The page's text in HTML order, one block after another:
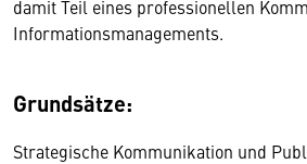
damit Teil eines professionellen
Informationsmanagements.
Grundsätze:
Strategische Kommunikation und